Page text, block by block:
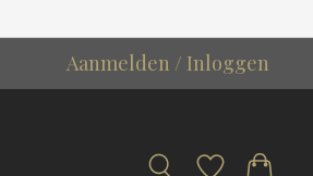
Aanmelden / Inloggen